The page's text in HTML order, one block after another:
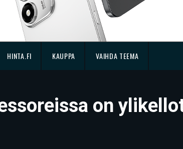
HINTA.FI KAUPPA VAIHDA TEEMA
on